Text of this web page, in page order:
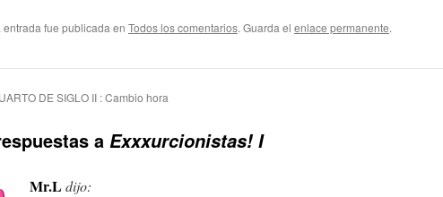
entrada fue publicada en Todos los comentarios. Guarda el enlace permanente.
DE SIGLO II : Cambio hora
a Exxxurcionistas! I
Mr.Ldijo: